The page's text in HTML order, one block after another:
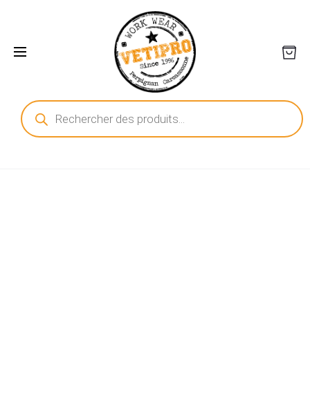
Recherche
de
produits